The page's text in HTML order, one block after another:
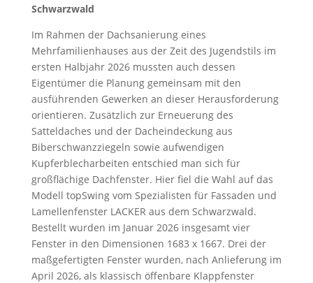
Schwarzwald
Im Rahmen der Dachsanierung eines
Mehrfamilienhauses aus der Zeit des Jugendstils im
ersten Halbjahr 2026 mussten auch dessen
Eigentümer die Planung gemeinsam mit den
ausführenden Gewerken an dieser Herausforderung
orientieren. Zusätzlich zur Erneuerung des
Satteldaches und der Dacheindeckung aus
Biberschwanzziegeln sowie aufwendigen
Kupferblecharbeiten entschied man sich für
großflächige Dachfenster. Hier fiel die Wahl auf das
Modell topSwing vom Spezialisten für Fassaden und
Lamellenfenster LACKER aus dem Schwarzwald.
Bestellt wurden im Januar 2026 insgesamt vier
Fenster in den Dimensionen 1683 x 1667. Drei der
maßgefertigten Fenster wurden, nach Anlieferung im
April 2026, als klassisch öffenbare Klappfenster